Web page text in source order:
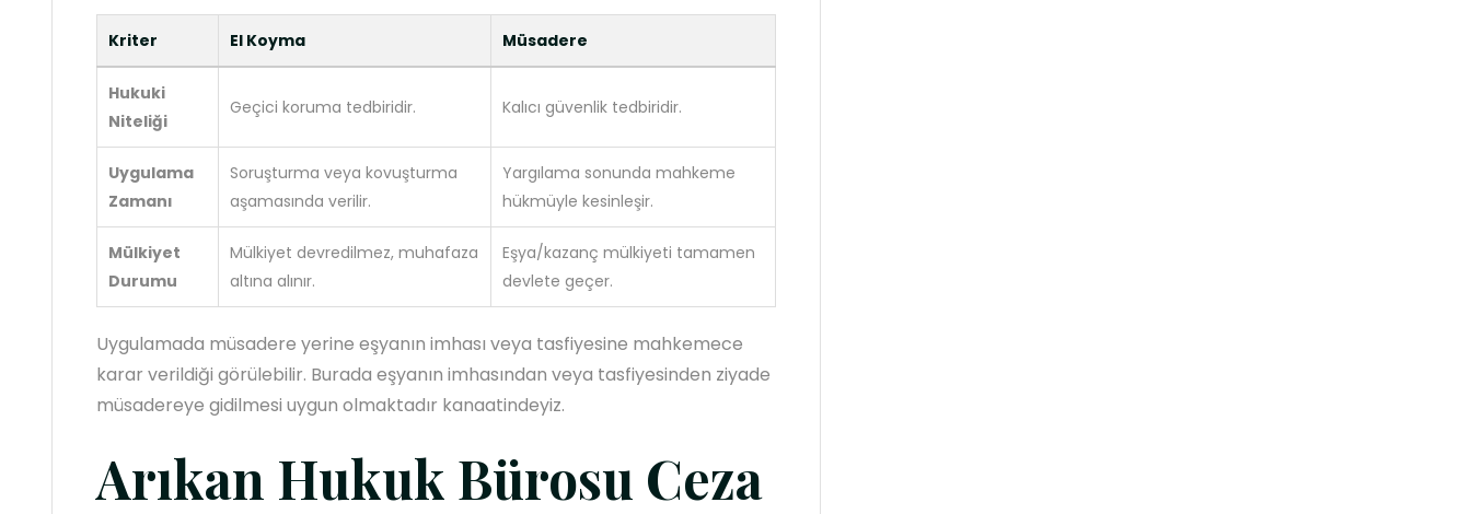
Kriter El Koyma Müsadere
Hukuki
Niteliği
Geçici koruma tedbiridir. Kalıcı güvenlik tedbiridir.
Uygulama
Zamanı
Soruşturma veya kovuşturma
aşamasında verilir.
Yargılama sonunda mahkeme
hükmüyle kesinleşir.
Mülkiyet
Durumu
Mülkiyet devredilmez, muhafaza
altına alınır.
Eşya/kazanç mülkiyeti tamamen
devlete geçer.
Uygulamada müsadere yerine eşyanın imhası veya tasfiyesine mahkemece
karar verildiği görülebilir. Burada eşyanın imhasından veya tasfiyesinden ziyade
müsadereye gidilmesi uygun olmaktadır kanaatindeyiz.
Arıkan Hukuk Bürosu Ceza